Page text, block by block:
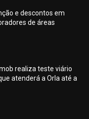
e descontos em
de áreas
realiza teste viário
atenderá a Orla até a